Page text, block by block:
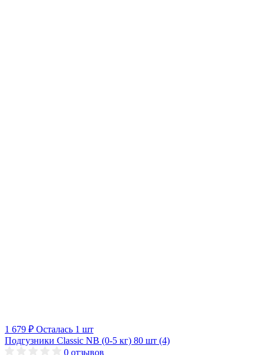
1 679 ₽ Осталась 1 шт
Подгузники Classic NB (0-5 кг) 80 шт (4)
0 отзывов